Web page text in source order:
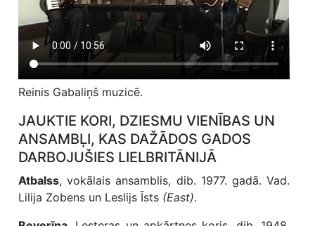
Reinis Gabaliņš muzicē.
JAUKTIE KORI, DZIESMU VIENĪBAS UN
ANSAMBĻI, KAS DAŽĀDOS GADOS
DARBOJUŠIES LIELBRITĀNIJĀ
Atbalss, vokālais ansamblis, dib. 1977. gadā. Vad.
Lilija Zobens un Leslijs Īsts (East).